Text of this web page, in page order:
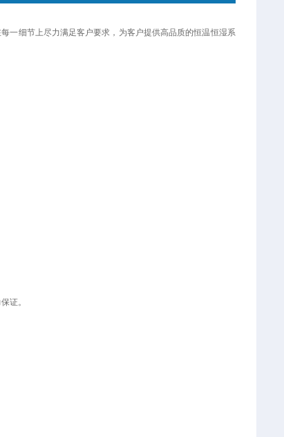
一细节上尽力满足客户要求，为客户提供高品质的恒温恒湿系
证。